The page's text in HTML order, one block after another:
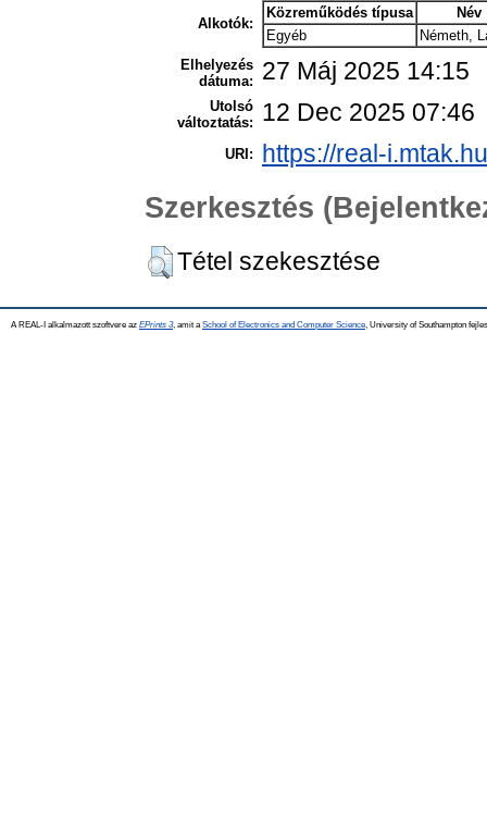
Alkotók:
Közreműködés típusa
Név
Egyéb
Németh,
Elhelyezés
dátuma:
27 Máj 2025 14:15
Utolsó
változtatás:
12 Dec 2025 07:46
URI: https://real-
Szerkesztés
Tétel szekesztése
A REAL-I alkalmazott szoftvere az EPrints 3, amit a School of Electronics and Computer Science , University of Southampton